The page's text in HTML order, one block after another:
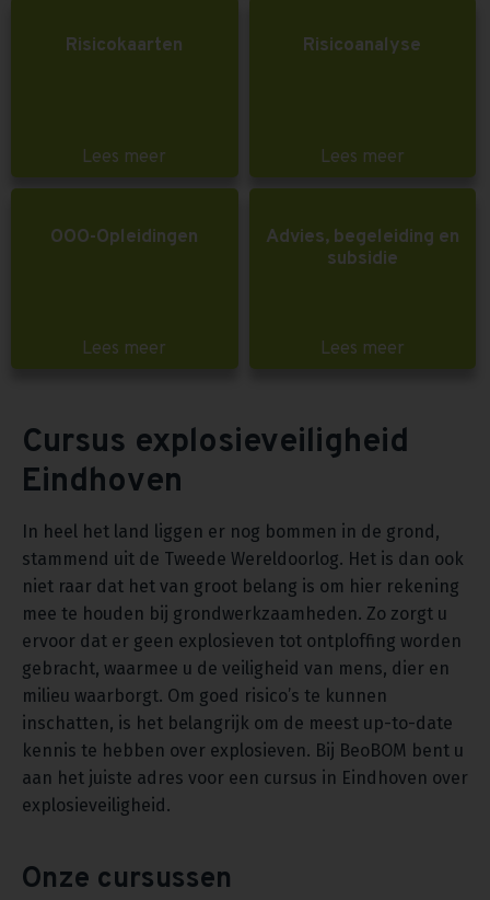
Risicokaarten
Lees meer
Risicoanalyse
Lees meer
OOO-Opleidingen
Lees meer
Advies, begeleiding en
subsidie
Lees meer
Cursus explosieveiligheid
Eindhoven
In heel het land liggen er nog bommen in de grond,
stammend uit de Tweede Wereldoorlog. Het is dan ook
niet raar dat het van groot belang is om hier rekening
mee te houden bij grondwerkzaamheden. Zo zorgt u
ervoor dat er geen explosieven tot ontploffing worden
gebracht, waarmee u de veiligheid van mens, dier en
milieu waarborgt. Om goed risico’s te kunnen
inschatten, is het belangrijk om de meest up-to-date
kennis te hebben over explosieven. Bij BeoBOM bent u
aan het juiste adres voor een cursus in Eindhoven over
explosieveiligheid.
Onze cursussen